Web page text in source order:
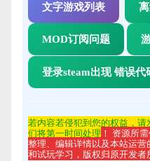
文字游戏列表
MOD订阅问题
登录steam出现 错误代
若内容若侵犯到您的权益，
们将第一时间处理 ！ 资源所
整理、编辑详情以及本站运
和试玩学习，版权归原开发者